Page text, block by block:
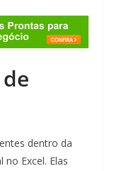
dentro da
Excel. Elas